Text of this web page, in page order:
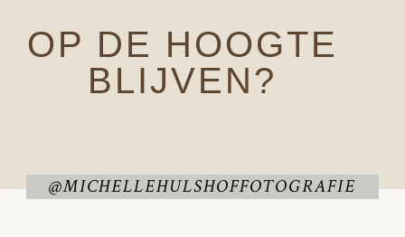
OP DE HOOGTE
BLIJVEN?
@MICHELLEHULSHOFFOTOGRAFIE